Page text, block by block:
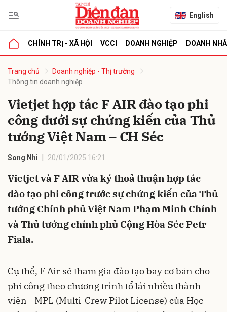
English
CHÍNH TRỊ - XÃ HỘI VCCI DOANH NGHIỆP DOANH
Trang chủ
Doanh nghiệp - Thị trường
Thông tin doanh nghiệp
Vietjet hợp tác F AIR đào tạo phi
công dưới sự chứng kiến của Thủ
tướng Việt Nam – CH Séc
Song Nhi 20/01/2025 16:21
Vietjet và F AIR vừa ký thoả thuận hợp tác
đào tạo phi công trước sự chứng kiến của Thủ
tướng Chính phủ Việt Nam Phạm Minh Chính
và Thủ tướng chính phủ Cộng Hòa Séc Petr
Fiala.
Cụ thể, F Air sẽ tham gia đào tạo bay cơ bản cho
phi công theo chương trình tổ lái nhiều thành
viên - MPL (Multi-Crew Pilot License) của Học
luận